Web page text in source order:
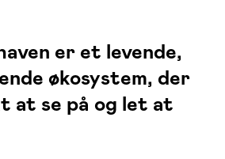
er et levende,
økosystem, der
at se på og let at